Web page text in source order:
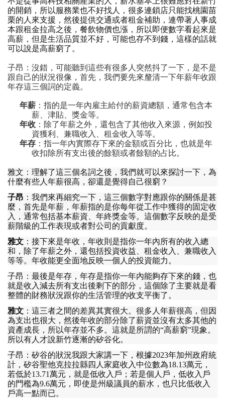
的開銷 ， 所以服務業也不好找人 ， 很多連鎖店只能找桃園苗
栗的人來支援 ， 然後提供交通或者租金補助 ， 連帶著人事成
本跟租金拉高之後 ， 餐飲物價也漲 ， 所以即便數字看起來是
高薪 ， 但是生活品質並不好 ， 可能也存不到錢 ， 這樣的話就
可以說是高薪窮了 。
子昂 ： 沒錯 ， 可能聽到這些有很多人突然抖了一下 ， 是不是
跟自己的狀況很像 ， 首先 ， 我們要先來釐清一下年薪年收跟
年存這三個詞的定義。
年薪 ： 指的是一年內雇主給付的薪資總額 ， 通常包含本
薪
津貼 獎金等。
年收 ： 除了年薪之外 ， 還包含了其他收入來源 ， 例如投
資獲利
兼職收入 租金收入等等。
年存 ： 指一年內實際存下來的金額或百分比 ， 也就是年
收扣除所有支出後的餘額或者餘額的占比。
雅文 ： 理解了這三個名詞之後 ， 我們就可以來探討一下 ， 為
什麼有些人年薪很高 ， 卻還是覺得自己很窮 ？
子昂 ： 我們來再細究一下 ， 這三個數字對應跟你的關係是甚
麼 ， 首先是年薪 ， 年薪指的是你每年從工作中獲得的固定收
入 ， 通常包括基本薪資 年終獎金等。 這個數字反映的是受
薪階級的工作表現或者對公司的貢獻度。
雅文 ： 接下來是年收 ， 年收則是指你一年內所有的收入總
和 ， 除了年薪之外 ， 還包括投資收益 租金收入
兼職收入
等等。 年收能更全面地反映一個人的投資能力 。
子昂 ： 最後是年存 ， 年存是指你一年內能夠存下來的錢 ， 也
就是收入減去所有支出後剩下的部分 ， 這個除了主要就是看
整體的財務狀況跟你的生活管理的收支平衡了 。
雅文 ： 這三者之間的差異其實很大。 很多人年薪很高 ， 但因
為支出也很大 ， 然後年收的部分除了薪資並沒有太多其他的
資產成長 ， 所以年存並不多。 這就是所謂的“高薪窮”現象 。
所以有人才說新竹逐漸的矽谷化。
子昂 ： 矽谷的狀況我跟大家講一下 ， 根據2023年加州政府統
計 ， 矽谷聖他克拉拉縣四人家庭收入中位數為18.13萬元 ，
若低於13.71萬元 ， 就是低收入戶 ； 若是個人戶 ， 低收入戶
的門檻為9.6萬元 ， 即使是州級議員的薪水 ， 也只比低收入
戶高一點而已。